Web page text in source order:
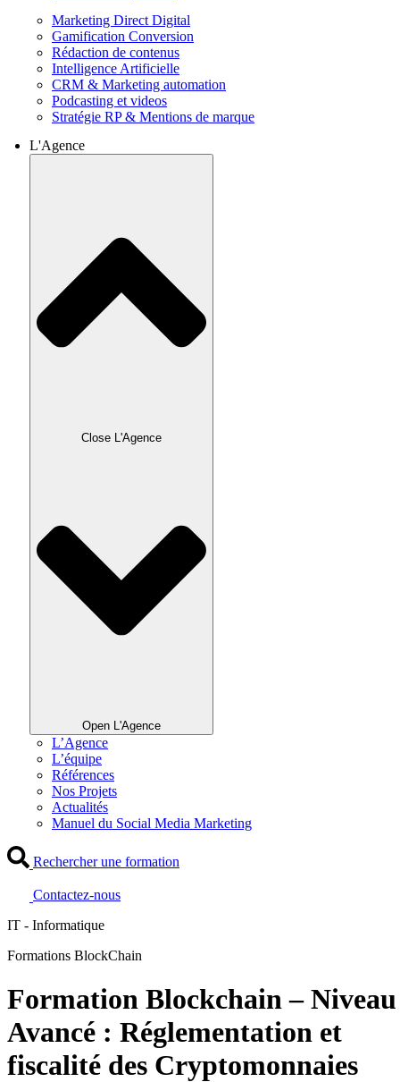
Marketing Direct Digital
Gamification Conversion
Rédaction de contenus
Intelligence Artificielle
CRM & Marketing automation
Podcasting et videos
Stratégie RP & Mentions de marque
L'Agence
Close L'Agence
Open L'Agence
L’Agence
L’équipe
Références
Nos Projets
Actualités
Manuel du Social Media Marketing
Rechercher une formation
Contactez-nous
IT - Informatique
Formations BlockChain
Formation Blockchain – Niveau
Avancé : Réglementation et
fiscalité des Cryptomonnaies